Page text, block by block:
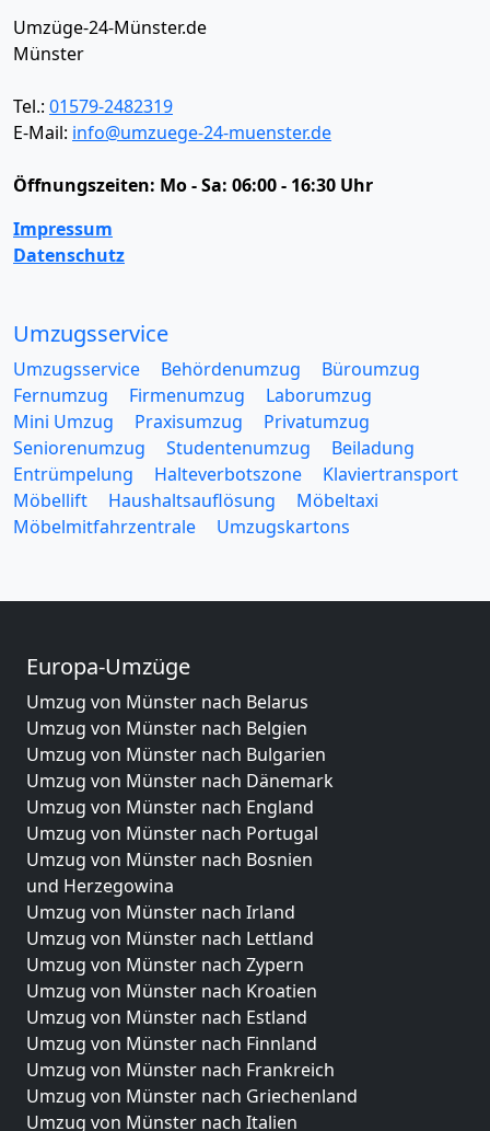
Umzüge-24-Münster.de
Münster
Tel.: 01579-2482319
E-Mail: info@umzuege-24-muenster.de
Öffnungszeiten: Mo - Sa: 06:00 - 16:30 Uhr
Impressum
Datenschutz
Umzugsservice
Umzugsservice Behördenumzug
Büroumzug
Fernumzug
Firmenumzug
Laborumzug
Mini Umzug
Praxisumzug
Privatumzug
Seniorenumzug
Studentenumzug
Beiladung
Entrümpelung
Halteverbotszone
Klaviertransport
Möbellift
Haushaltsauflösung
Möbeltaxi
Möbelmitfahrzentrale
Umzugskartons
Europa-Umzüge
Umzug von Münster nach Belarus
Umzug von Münster nach Belgien
Umzug von Münster nach Bulgarien
Umzug von Münster nach Dänemark
Umzug von Münster nach England
Umzug von Münster nach Portugal
Umzug von Münster nach Bosnien
und Herzegowina
Umzug von Münster nach Irland
Umzug von Münster nach Lettland
Umzug von Münster nach Zypern
Umzug von Münster nach Kroatien
Umzug von Münster nach Estland
Umzug von Münster nach Finnland
Umzug von Münster nach Frankreich
Umzug von Münster nach Griechenland
Umzug von Münster nach Italien